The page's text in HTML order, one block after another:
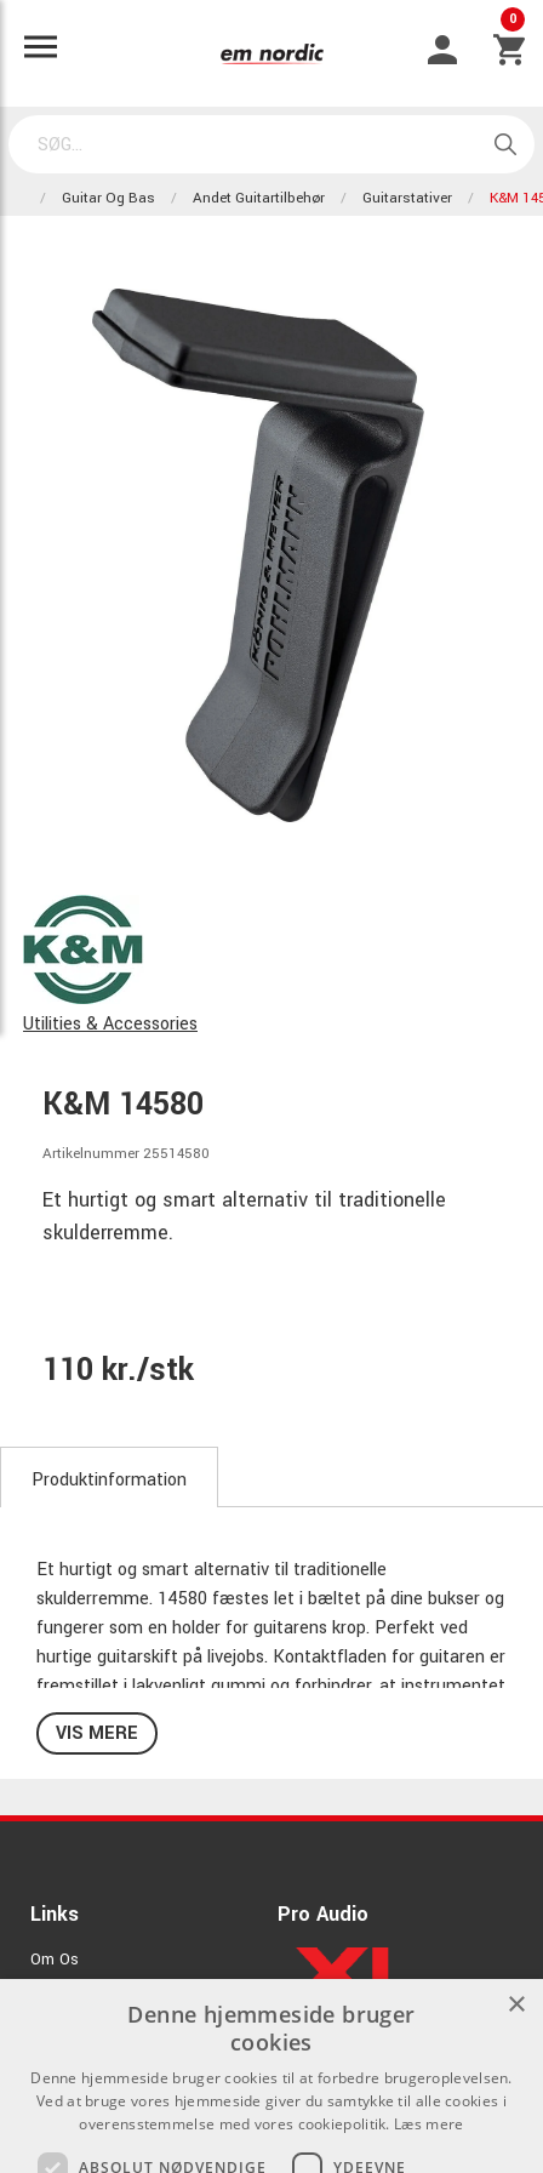
0
Guitar Og Bas Andet Guitartilbehør Guitarstativer K&M
Utilities & Accessories
K&M 14580
Artikelnummer 25514580
Et hurtigt og smart alternativ til traditionelle
skulderremme.
110 kr./stk
Produktinformation
Et hurtigt og smart alternativ til traditionelle
skulderremme. 14580 fæstes let i bæltet på dine bukser og
fungerer som en holder for guitarens krop. Perfekt ved
hurtige guitarskift på livejobs. Kontaktfladen for guitaren er
fremstillet i lakvenligt gummi og forhindrer, at instrumentet
glider væk.
VIS MERE
Links
Om Os
GDPR & Cookies
Pro Audio
.
Kontakt Sociale medier
×
Denne hjemmeside bruger
cookies
Denne hjemmeside bruger cookies til at forbedre brugeroplevelsen.
Ved at bruge vores hjemmeside giver du samtykke til alle cookies i
overensstemmelse med vores cookiepolitik. Læs mere
ABSOLUT NØDVENDIGE YDEEVNE